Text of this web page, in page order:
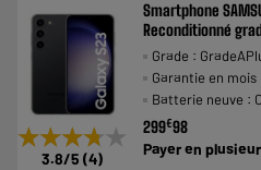
★★★★★
★★★★★
3.8/5 (4)
Smartphone
Reconditionné
Grade :
Garantie en mois
Batterie neuve :
299€98
Payer en